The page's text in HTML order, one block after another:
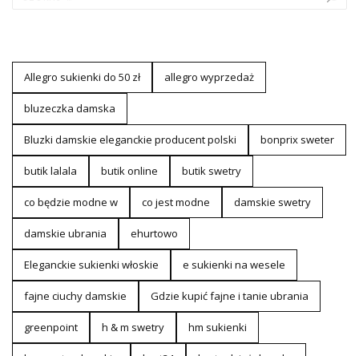
Allegro sukienki do 50 zł allegro wyprzedaż
bluzeczka damska
Bluzki damskie eleganckie producent polski bonprix sweter
butik lalala butik online butik swetry
co będzie modne w co jest modne damskie swetry
damskie ubrania ehurtowo
Eleganckie sukienki włoskie e sukienki na wesele
fajne ciuchy damskie Gdzie kupić fajne i tanie ubrania
greenpoint h & m swetry hm sukienki